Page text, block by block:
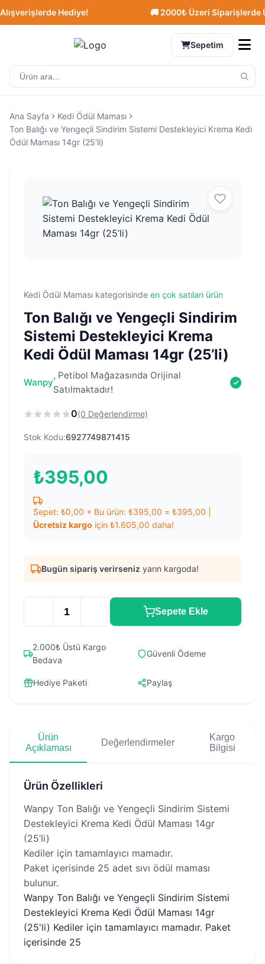
Hediye! 🚚 2000₺ Üzeri Siparişlerde
Sepetim
Ana Sayfa
Kedi Ödül Maması
Ton Balığı ve Yengeçli Sindirim Sistemi Destekleyici Krema Kedi
Ödül Maması 14gr (25’li)
Kedi Ödül Maması kategorisinde en çok satılan ürün
Ton Balığı ve Yengeçli Sindirim
Sistemi Destekleyici Krema
Kedi Ödül Maması 14gr (25’li)
Wanpy
, Petibol Mağazasında Orijinal
Satılmaktadır!
0(0 Değerlendirme)
Stok Kodu:6927749871415
₺395,00
Sepet: ₺0,00 + Bu ürün: ₺395,00 = ₺395,00
Ücretsiz kargo için ₺1.605,00 daha!
Bugün sipariş verirseniz yarın kargoda!
Sepete Ekle
2.000₺ Üstü Kargo
Bedava
Güvenli Ödeme
Hediye Paketi Paylaş
Ürün
Açıklaması
Değerlendirmeler
Kargo
Bilgisi
Ürün Özellikleri
Wanpy Ton Balığı ve Yengeçli Sindirim Sistemi
Destekleyici Krema Kedi Ödül Maması 14gr
(25’li)
Kediler için tamamlayıcı mamadır.
Paket içerisinde 25 adet sıvı ödül maması
bulunur.
Wanpy Ton Balığı ve Yengeçli Sindirim Sistemi
Destekleyici Krema Kedi Ödül Maması 14gr
(25'li) Kediler için tamamlayıcı mamadır. Paket
içerisinde 25